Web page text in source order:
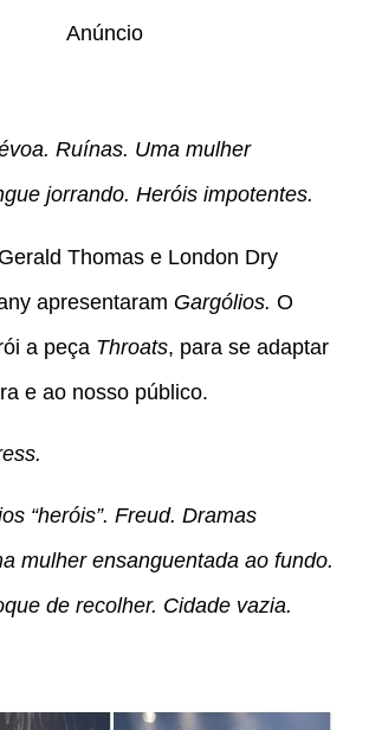
Anúncio
Ruínas. Uma mulher
jorrando. Heróis impotentes.
Thomas e London Dry
apresentaram Gargólios. O
a peça Throats, para se adaptar
e ao nosso público.
“heróis”. Freud. Dramas
mulher ensanguentada ao fundo.
de recolher. Cidade vazia.